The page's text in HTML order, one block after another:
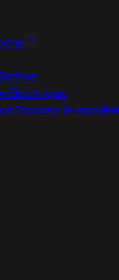
Électrique
Trouvez le